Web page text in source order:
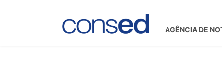
AGÊNCIA DE